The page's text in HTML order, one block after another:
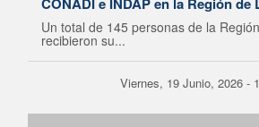
Un total de 145 personas de la
recibieron su...
Viernes, 19 Junio, 2026 -